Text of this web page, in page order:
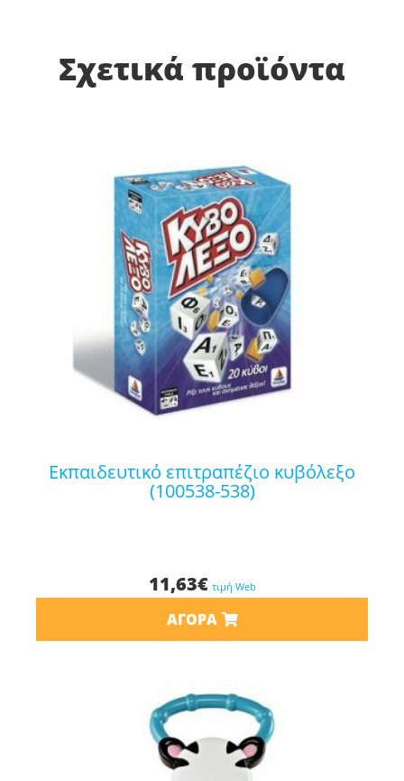
Σχετικά προϊόντα
εκπαιδευτικό επιτραπέζιο κυβόλεξο
(100538-538)
11,63€ τιμή Web
ΑΓΟΡΆ